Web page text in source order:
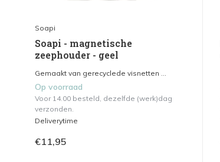
Soapi
Soapi - magnetische
zeephouder - geel
Gemaakt van gerecyclede visnetten ...
Op voorraad
Voor 14.00 besteld, dezelfde (werk)dag
verzonden.
Deliverytime
€11,95